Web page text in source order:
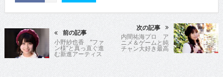
前の記事
小野紗也香 “ファ
ン様”と真っ直ぐ進
む新進アーティス
ト
次の記事
内間祐海プロ ア
ニメ＆ゲームと純
チャン大好き最高
位戦の“ゆうみん”